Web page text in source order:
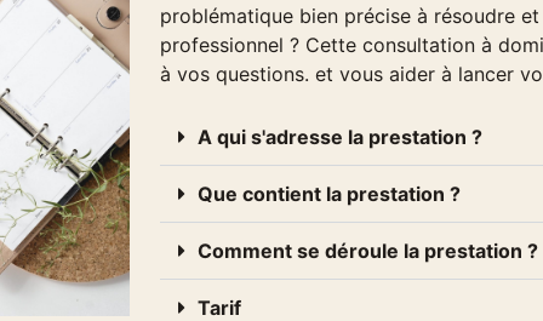
problématique bien précise à résoudre et
professionnel ? Cette consultation à
à vos questions. et vous aider à lancer
A qui s'adresse la prestation ?
Que contient la prestation ?
Comment se déroule la prestation ?
Tarif